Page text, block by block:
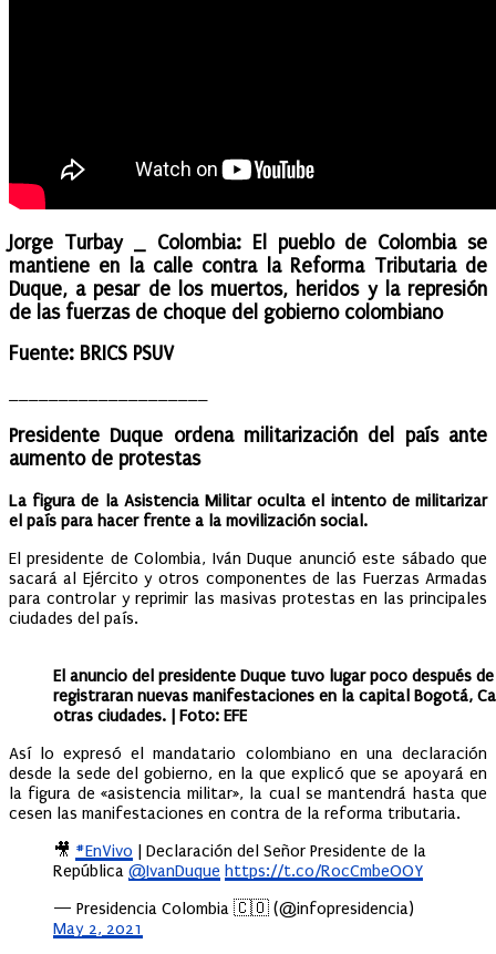
​Jorge Turbay _ Colombia: El pueblo de Colombia se
mantiene en la calle contra la Reforma Tributaria de
Duque, a pesar de los muertos, heridos y la represión
de las fuerzas de choque del gobierno colombiano
Fuente: BRICS PSUV​​​​​​​
Presidente Duque ordena militarización del país ante
aumento de protestas
La figura de la Asistencia Militar oculta el intento de militarizar
el país para hacer frente a la movilización social.
El presidente de Colombia, Iván Duque anunció este sábado que
sacará al Ejército y otros componentes de las Fuerzas Armadas
para controlar y reprimir las masivas protestas en las principales
ciudades del país.
El anuncio del presidente Duque tuvo lugar poco después
registraran nuevas manifestaciones en la capital Bogotá,
otras ciudades. | Foto: EFE
Así lo expresó el mandatario colombiano en una declaración
desde la sede del gobierno, en la que explicó que se apoyará en
la figura de «asistencia militar», la cual se mantendrá hasta que
cesen las manifestaciones en contra de la reforma tributaria.​
🎥 #EnVivo | Declaración del Señor Presidente de la
República @IvanDuque https://t.co/R0cCmbeOOY
— Presidencia Colombia 🇨🇴 (@infopresidencia)
May 2, 2021